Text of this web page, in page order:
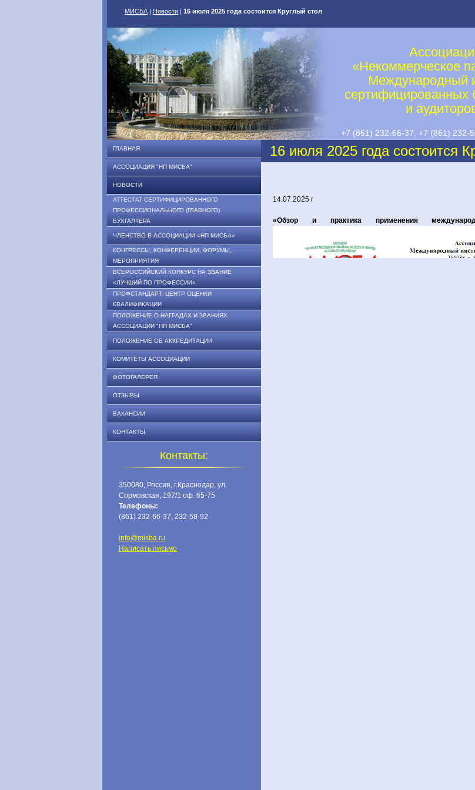
МИСБА | Новости | 16 июля 2025 года состоится Круглый стол
«Некоммерческое
Международный
сертифицированных
и
+7 (861) 232-66-37, +7 (861) 232-
info@misba.ru
ГЛАВНАЯ
АССОЦИАЦИЯ "НП МИСБА"
НОВОСТИ
АТТЕСТАТ СЕРТИФИЦИРОВАННОГО
ПРОФЕССИОНАЛЬНОГО (ГЛАВНОГО)
БУХГАЛТЕРА
ЧЛЕНСТВО В АССОЦИАЦИИ «НП МИСБА»
КОНГРЕССЫ, КОНФЕРЕНЦИИ, ФОРУМЫ,
МЕРОПРИЯТИЯ
ВСЕРОССИЙСКИЙ КОНКУРС НА ЗВАНИЕ
«ЛУЧШИЙ ПО ПРОФЕССИИ»
ПРОФСТАНДАРТ. ЦЕНТР ОЦЕНКИ
КВАЛИФИКАЦИИ
ПОЛОЖЕНИЕ О НАГРАДАХ И ЗВАНИЯХ
АССОЦИАЦИИ "НП МИСБА"
ПОЛОЖЕНИЕ ОБ АККРЕДИТАЦИИ
КОМИТЕТЫ АССОЦИАЦИИ
ФОТОГАЛЕРЕЯ
ОТЗЫВЫ
ВАКАНСИИ
КОНТАКТЫ
Контакты:
350080, Россия, г.Краснодар, ул.
Сормовская, 197/1 оф. 65-75
Телефоны:
(861) 232-66-37, 232-58-92
info@misba.ru
Написать письмо
16 июля 2025 года состоится
14.07.2025 г
«Обзор и практика применения